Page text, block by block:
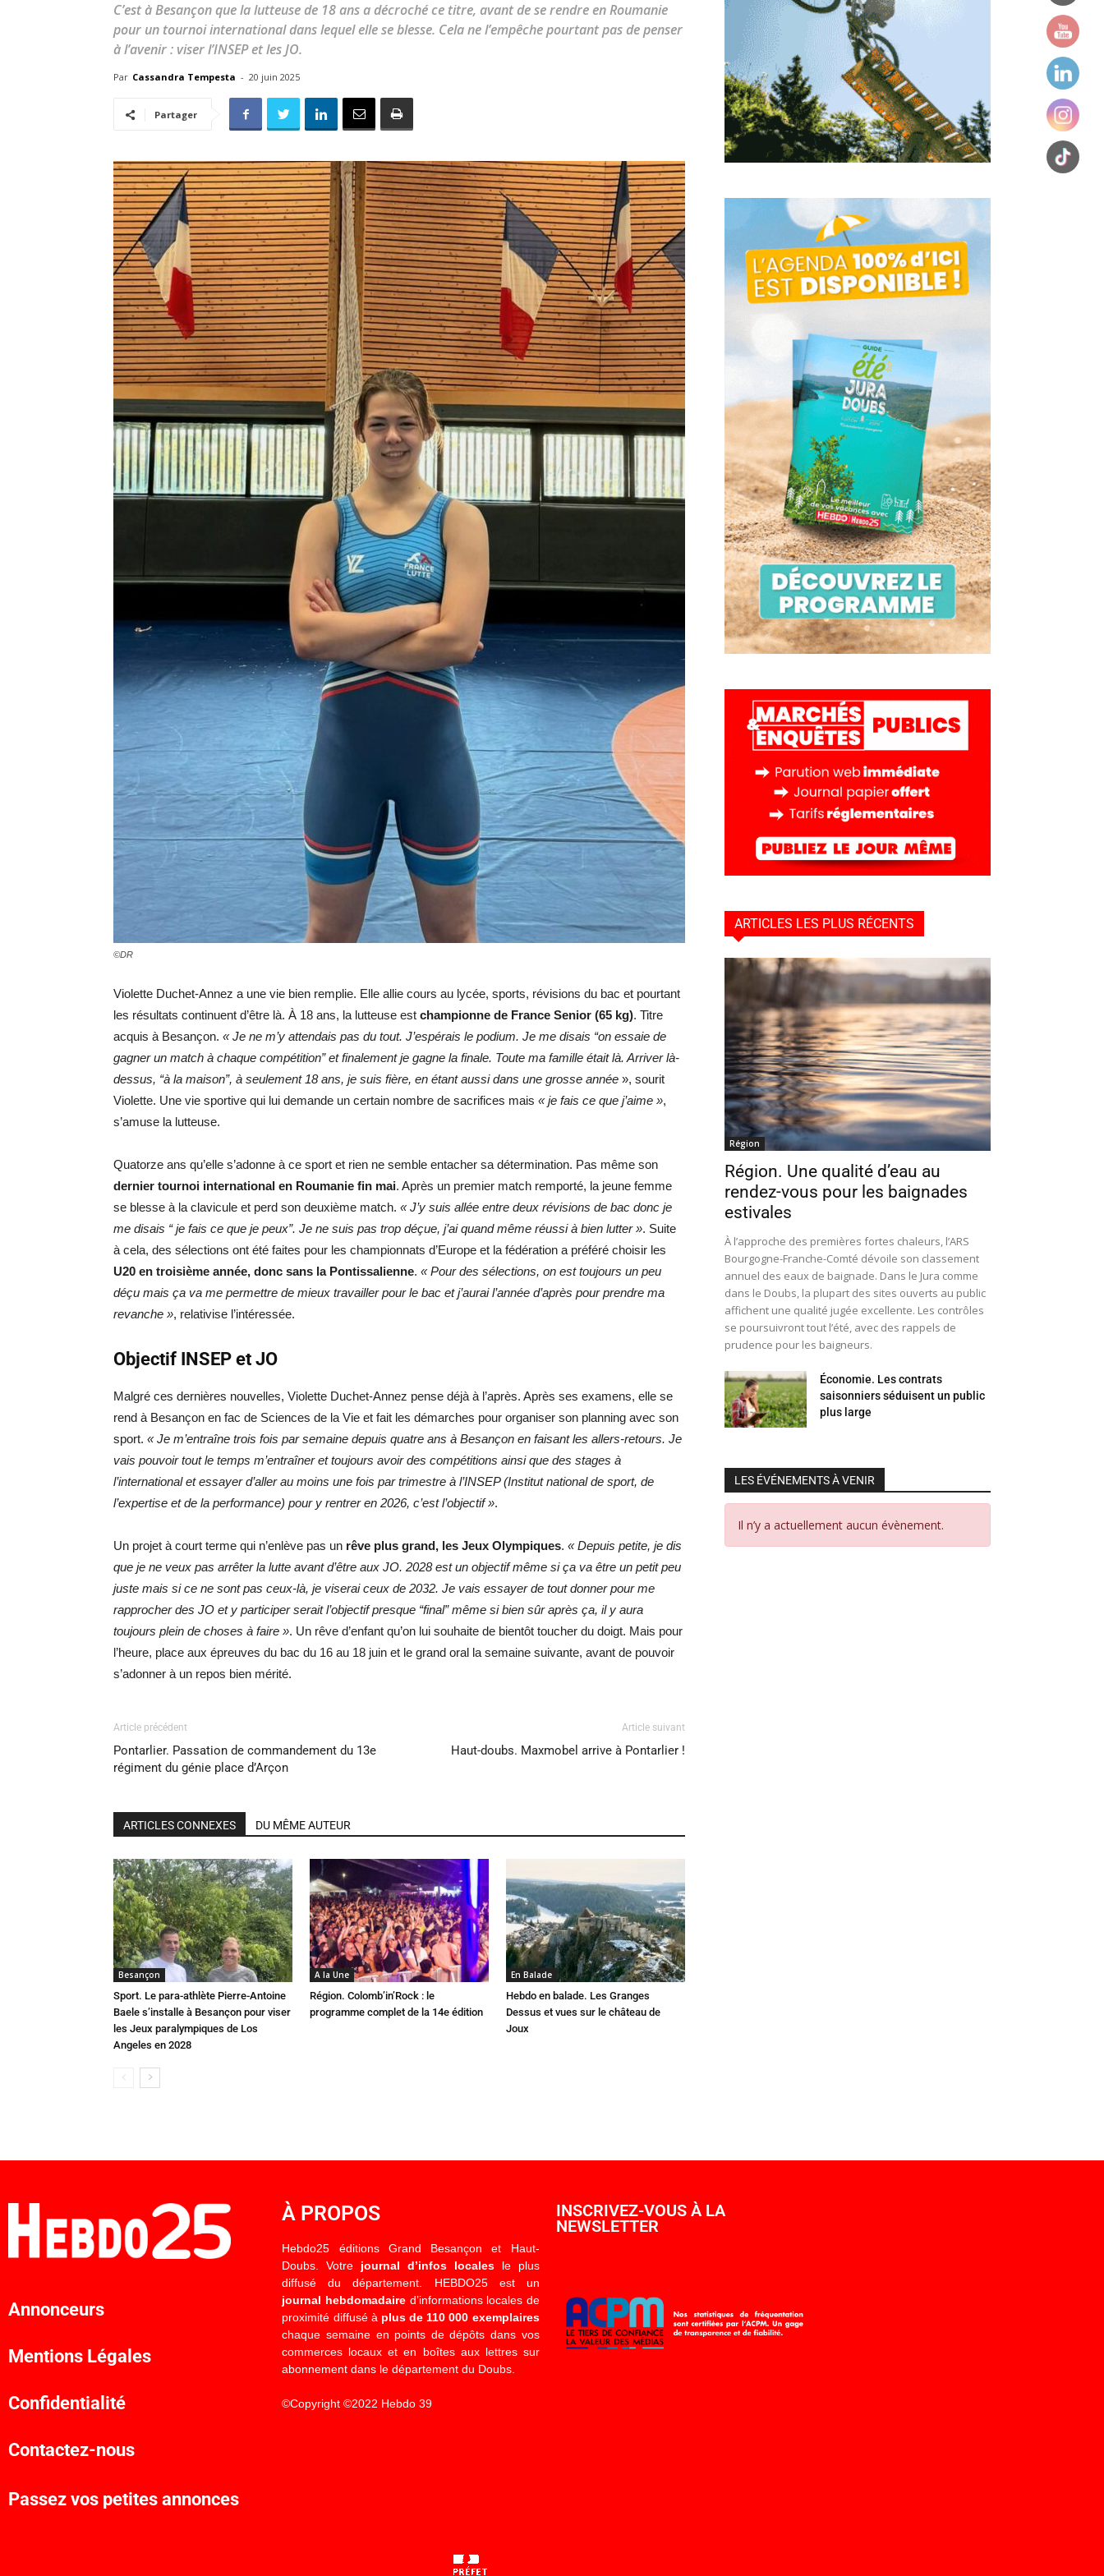
toute
locale
–
Hebdo25
C’est à Besançon que la lutteuse de 18 ans a décroché ce titre, avant de se rendre en Roumanie
pour un tournoi international dans lequel elle se blesse. Cela ne l’empêche pourtant pas de penser
à l’avenir : viser l’INSEP et les JO.
Par Cassandra Tempesta - 20 juin 2025
Partager
©DR
Violette Duchet-Annez a une vie bien remplie. Elle allie cours au lycée, sports, révisions du bac et pourtant
les résultats continuent d’être là. À 18 ans, la lutteuse est championne de France Senior (65 kg). Titre
acquis à Besançon. « Je ne m’y attendais pas du tout. J’espérais le podium. Je me disais “on essaie de
gagner un match à chaque compétition” et finalement je gagne la finale. Toute ma famille était là. Arriver là-
dessus, “à la maison”, à seulement 18 ans, je suis fière, en étant aussi dans une grosse année », sourit
Violette. Une vie sportive qui lui demande un certain nombre de sacrifices mais « je fais ce que j’aime »,
s’amuse la lutteuse.
Quatorze ans qu’elle s’adonne à ce sport et rien ne semble entacher sa détermination. Pas même son
dernier tournoi international en Roumanie fin mai. Après un premier match remporté, la jeune femme
se blesse à la clavicule et perd son deuxième match. « J’y suis allée entre deux révisions de bac donc je
me disais “ je fais ce que je peux”. Je ne suis pas trop déçue, j’ai quand même réussi à bien lutter ». Suite
à cela, des sélections ont été faites pour les championnats d’Europe et la fédération a préféré choisir les
U20 en troisième année, donc sans la Pontissalienne. « Pour des sélections, on est toujours un peu
déçu mais ça va me permettre de mieux travailler pour le bac et j’aurai l’année d’après pour prendre ma
revanche », relativise l’intéressée.
Objectif INSEP et JO
Malgré ces dernières nouvelles, Violette Duchet-Annez pense déjà à l’après. Après ses examens, elle se
rend à Besançon en fac de Sciences de la Vie et fait les démarches pour organiser son planning avec son
sport. « Je m’entraîne trois fois par semaine depuis quatre ans à Besançon en faisant les allers-retours. Je
vais pouvoir tout le temps m’entraîner et toujours avoir des compétitions ainsi que des stages à
l’international et essayer d’aller au moins une fois par trimestre à l’INSEP (Institut national de sport, de
l’expertise et de la performance) pour y rentrer en 2026, c’est l’objectif ».
Un projet à court terme qui n’enlève pas un rêve plus grand, les Jeux Olympiques. « Depuis petite, je dis
que je ne veux pas arrêter la lutte avant d’être aux JO. 2028 est un objectif même si ça va être un petit peu
juste mais si ce ne sont pas ceux-là, je viserai ceux de 2032. Je vais essayer de tout donner pour me
rapprocher des JO et y participer serait l’objectif presque “final” même si bien sûr après ça, il y aura
toujours plein de choses à faire ». Un rêve d’enfant qu’on lui souhaite de bientôt toucher du doigt. Mais pour
l’heure, place aux épreuves du bac du 16 au 18 juin et le grand oral la semaine suivante, avant de pouvoir
s’adonner à un repos bien mérité.
Article précédent
Pontarlier. Passation de commandement du 13e
régiment du génie place d’Arçon
Article suivant
Haut-doubs. Maxmobel arrive à Pontarlier !
ARTICLES CONNEXES DU MÊME AUTEUR
Besançon
Sport. Le para-athlète Pierre-Antoine
Baele s’installe à Besançon pour viser
les Jeux paralympiques de Los
Angeles en 2028
A la Une
Région. Colomb’in’Rock : le
programme complet de la 14e édition
En Balade
Hebdo en balade. Les Granges
Dessus et vues sur le château de
Joux
ARTICLES LES PLUS RÉCENTS
Région
Région. Une qualité d’eau au
rendez-vous pour les baignades
estivales
À l’approche des premières fortes chaleurs, l’ARS
Bourgogne-Franche-Comté dévoile son classement
annuel des eaux de baignade. Dans le Jura comme
dans le Doubs, la plupart des sites ouverts au public
affichent une qualité jugée excellente. Les contrôles
se poursuivront tout l’été, avec des rappels de
prudence pour les baigneurs.
Économie. Les contrats
saisonniers séduisent un public
plus large
LES ÉVÉNEMENTS À VENIR
Il n’y a actuellement aucun évènement.
Annonceurs
Mentions Légales
Confidentialité
Contactez-nous
Passez vos petites annonces
À PROPOS
Hebdo25 éditions Grand Besançon et Haut-
Doubs. Votre journal d’infos localesle plus
diffusé du département. HEBDO25 est un
journal hebdomadaired’informations locales de
proximité diffusé à plus de 110 000 exemplaires
chaque semaine en points de dépôts dans vos
commerces locaux et en boîtes aux lettres sur
abonnement dans le département du Doubs.
©Copyright ©2022 Hebdo 39
INSCRIVEZ-VOUS À LA
NEWSLETTER